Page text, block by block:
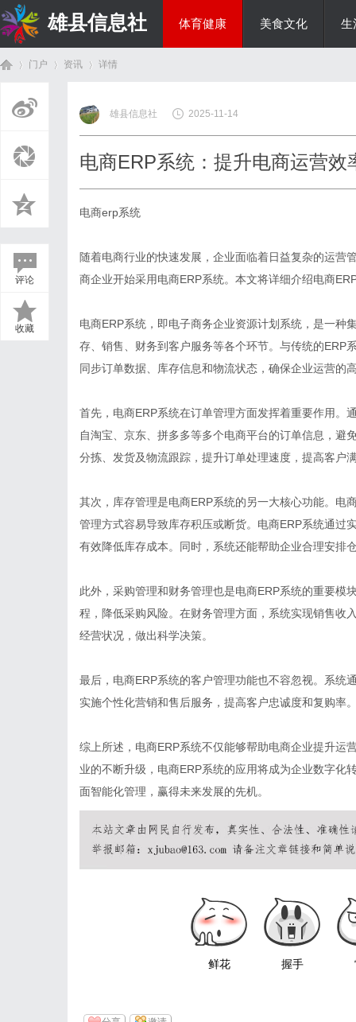
雄县信息社 体育健康 美食文化 生
门户 资讯
›
详情
评论
收藏
雄县信息社 2025-11-14
电商ERP系统：提升电商运营效
电商erp系统
随着电商行业的快速发展，企业面临着日益复杂的运营
商企业开始采用电商ERP系统。本文将详细介绍电商
电商ERP系统，即电子商务企业资源计划系统，是一种
存、销售、财务到客户服务等各个环节。与传统的ERP
同步订单数据、库存信息和物流状态，确保企业运营的
首先，电商ERP系统在订单管理方面发挥着重要作用。
自淘宝、京东、拼多多等多个电商平台的订单信息，避
分拣、发货及物流跟踪，提升订单处理速度，提高客户
其次，库存管理是电商ERP系统的另一大核心功能。电
管理方式容易导致库存积压或断货。电商ERP系统通过
有效降低库存成本。同时，系统还能帮助企业合理安排
此外，采购管理和财务管理也是电商ERP系统的重要模
程，降低采购风险。在财务管理方面，系统实现销售收
经营状况，做出科学决策。
最后，电商ERP系统的客户管理功能也不容忽视。系统
实施个性化营销和售后服务，提高客户忠诚度和复购率
综上所述，电商ERP系统不仅能够帮助电商企业提升运
业的不断升级，电商ERP系统的应用将成为企业数字化
面智能化管理，赢得未来发展的先机。
鲜花 握手